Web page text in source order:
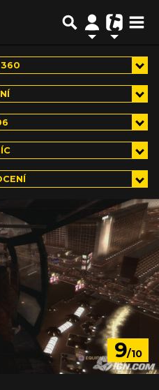
360
9/10